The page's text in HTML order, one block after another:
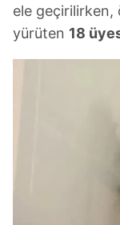
ele geçirilirken,
yürüten 18